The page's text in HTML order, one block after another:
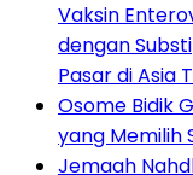
Vaksin
dengan
Pasar di Asia
Osome Bidik
yang Memilih
Jemaah